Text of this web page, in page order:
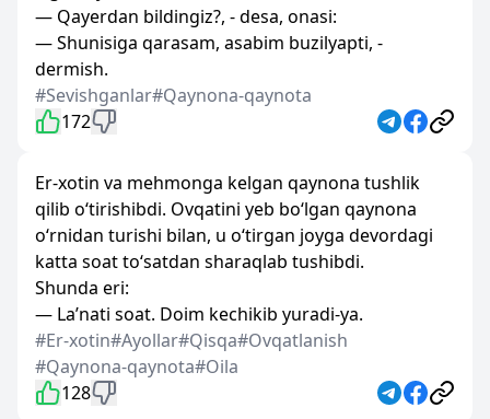
— Qayerdan bildingiz?, - desa, onasi:
— Shunisiga qarasam, asabim buzilyapti, -
dermish.
#Sevishganlar#Qaynona-qaynota
172
Er-xotin va mehmonga kelgan qaynona tushlik
qilib o‘tirishibdi. Ovqatini yeb bo‘lgan qaynona
o‘rnidan turishi bilan, u o‘tirgan joyga devordagi
katta soat to‘satdan sharaqlab tushibdi.
Shunda eri:
— La’nati soat. Doim kechikib yuradi-ya.
#Er-xotin#Ayollar#Qisqa#Ovqatlanish
#Qaynona-qaynota#Oila
128